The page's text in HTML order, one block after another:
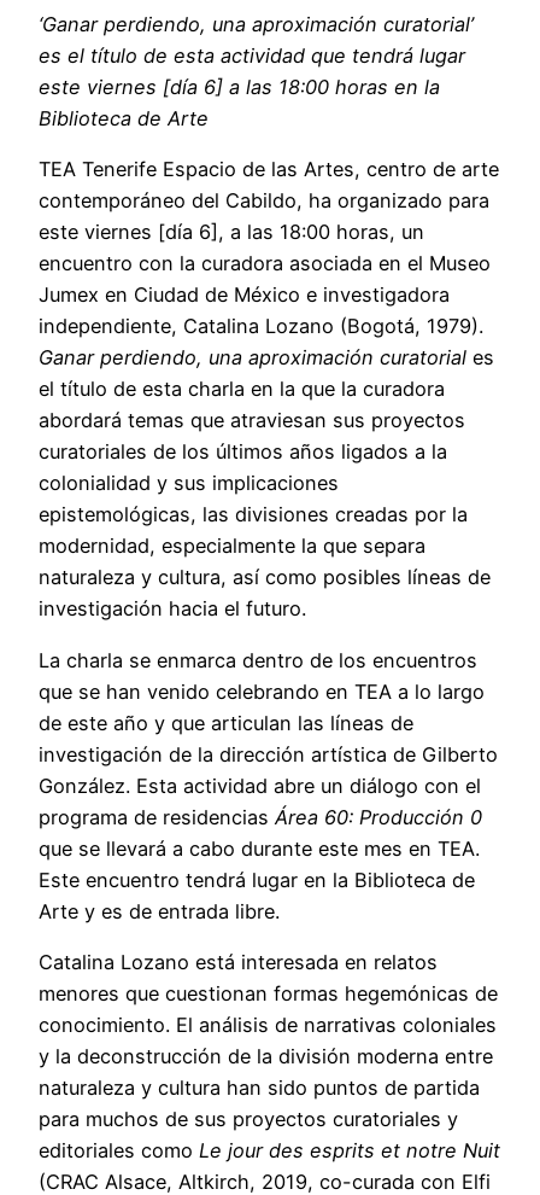
‘Ganar perdiendo, una aproximación curatorial’
es el título de esta actividad que tendrá lugar
este viernes [día 6] a las 18:00 horas en la
Biblioteca de Arte
TEA Tenerife Espacio de las Artes, centro de arte
contemporáneo del Cabildo, ha organizado para
este viernes [día 6], a las 18:00 horas, un
encuentro con la curadora asociada en el Museo
Jumex en Ciudad de México e investigadora
independiente, Catalina Lozano (Bogotá, 1979).
Ganar perdiendo, una aproximación curatorial es
el título de esta charla en la que la curadora
abordará temas que atraviesan sus proyectos
curatoriales de los últimos años ligados a la
colonialidad y sus implicaciones
epistemológicas, las divisiones creadas por la
modernidad, especialmente la que separa
naturaleza y cultura, así como posibles líneas de
investigación hacia el futuro.
La charla se enmarca dentro de los encuentros
que se han venido celebrando en TEA a lo largo
de este año y que articulan las líneas de
investigación de la dirección artística de Gilberto
González. Esta actividad abre un diálogo con el
programa de residencias Área 60: Producción 0
que se llevará a cabo durante este mes en TEA.
Este encuentro tendrá lugar en la Biblioteca de
Arte y es de entrada libre.
Catalina Lozano está interesada en relatos
menores que cuestionan formas hegemónicas de
conocimiento. El análisis de narrativas coloniales
y la deconstrucción de la división moderna entre
naturaleza y cultura han sido puntos de partida
para muchos de sus proyectos curatoriales y
editoriales como Le jour des esprits et notre Nuit
(CRAC Alsace, Altkirch, 2019, co-curada con Elfi